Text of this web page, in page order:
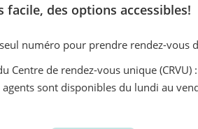
facile, des options accessibles!
numéro pour prendre rendez-vous
Centre de rendez-vous unique (CRVU)
agents sont disponibles du lundi au